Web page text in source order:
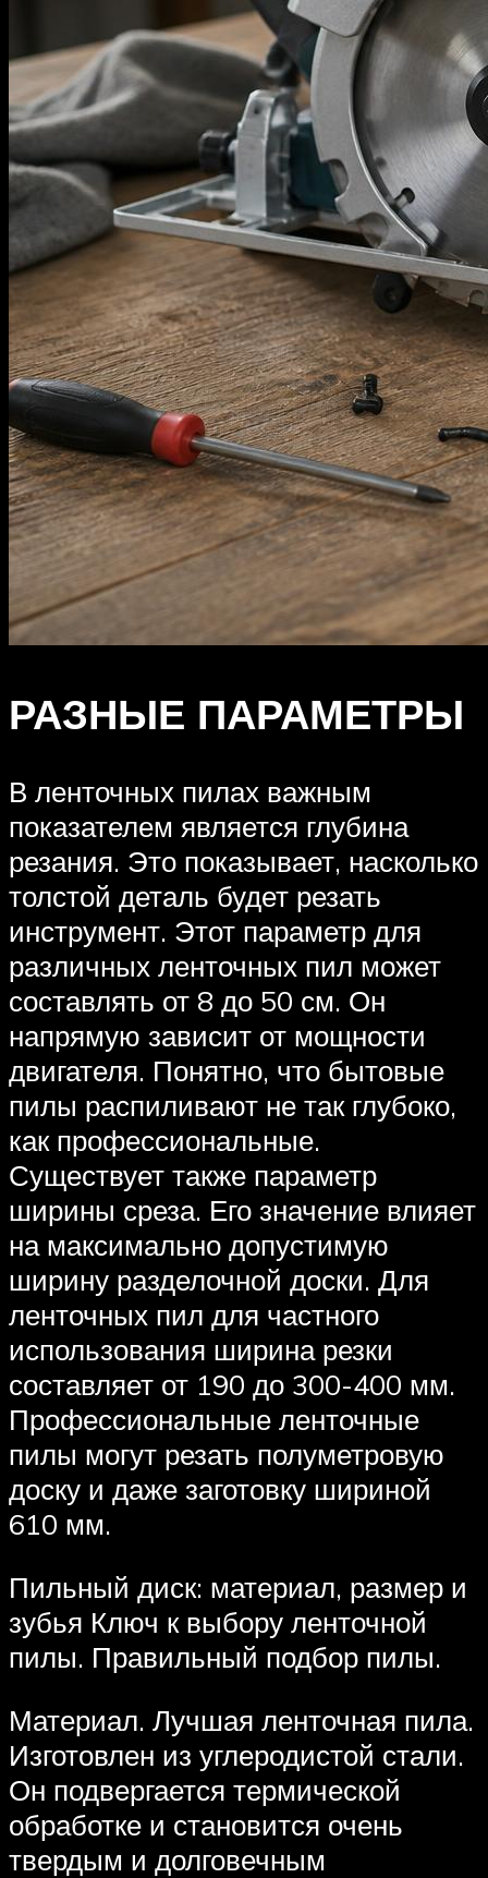
РАЗНЫЕ ПАРАМЕТРЫ
В ленточных пилах важным
показателем является глубина
резания. Это показывает, насколько
толстой деталь будет резать
инструмент. Этот параметр для
различных ленточных пил может
составлять от 8 до 50 см. Он
напрямую зависит от мощности
двигателя. Понятно, что бытовые
пилы распиливают не так глубоко,
как профессиональные.
Существует также параметр
ширины среза. Его значение влияет
на максимально допустимую
ширину разделочной доски. Для
ленточных пил для частного
использования ширина резки
составляет от 190 до 300-400 мм.
Профессиональные ленточные
пилы могут резать полуметровую
доску и даже заготовку шириной
610 мм.
Пильный диск: материал, размер и
зубья Ключ к выбору ленточной
пилы. Правильный подбор пилы.
Материал. Лучшая ленточная пила.
Изготовлен из углеродистой стали.
Он подвергается термической
обработке и становится очень
твердым и долговечным